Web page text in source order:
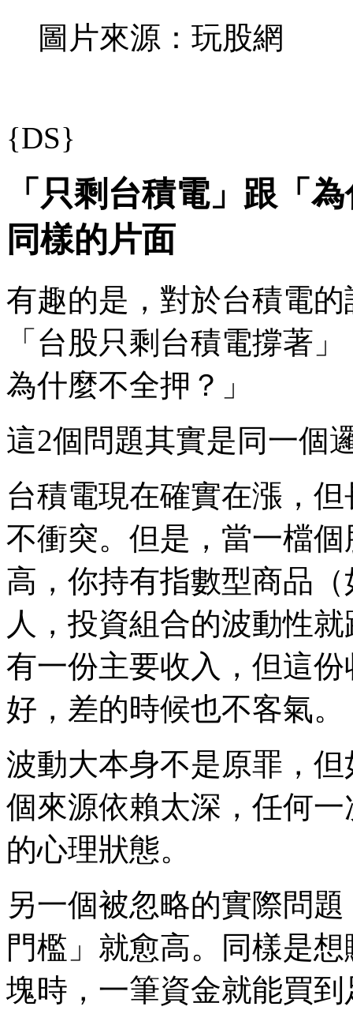
圖片來源：玩股網
{DS}
「只剩台積電」跟「
同樣的片面
有趣的是，對於台積電
「台股只剩台積電撐著
為什麼不全押？」
這2個問題其實是同一個
台積電現在確實在漲，
不衝突。但是，當一檔
高，你持有指數型商品
人，投資組合的波動性
有一份主要收入，但這
好，差的時候也不客氣。
波動大本身不是原罪，
個來源依賴太深，任何
的心理狀態。
另一個被忽略的實際問
門檻」就愈高。同樣是
塊時，一筆資金就能買